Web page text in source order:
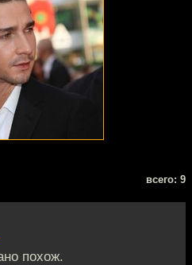
всего: 9
похож.